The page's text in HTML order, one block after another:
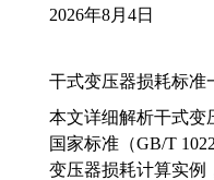
2026年8月4日
干式变压器损耗标准
本文详细解析干式变
国家标准（GB/T
变压器损耗计算实例